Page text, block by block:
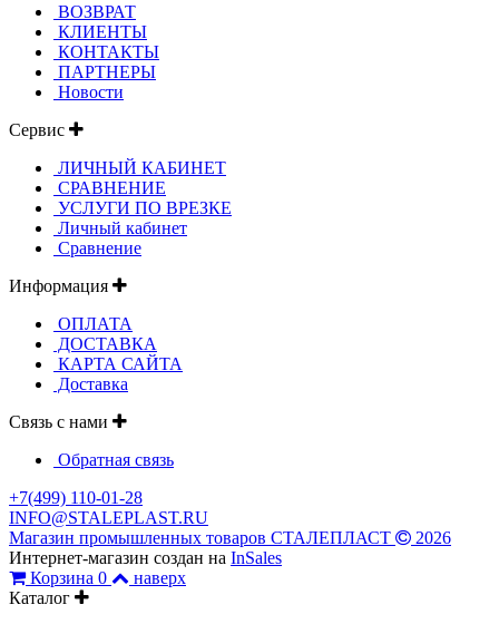
ВОЗВРАТ
КЛИЕНТЫ
КОНТАКТЫ
ПАРТНЕРЫ
Новости
Сервис
ЛИЧНЫЙ КАБИНЕТ
СРАВНЕНИЕ
УСЛУГИ ПО ВРЕЗКЕ
Личный кабинет
Сравнение
Информация
ОПЛАТА
ДОСТАВКА
КАРТА САЙТА
Доставка
Связь с нами
Обратная связь
+7(499) 110-01-28
INFO@STALEPLAST.RU
Магазин промышленных товаров СТАЛЕПЛАСТ
2026
Интернет-магазин создан на InSales
Корзина 0
наверх
Каталог